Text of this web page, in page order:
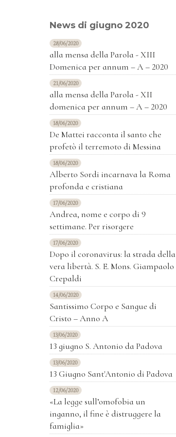
News di giugno 2020
28/06/2020
alla mensa della Parola - XIII
Domenica per annum – A – 2020
21/06/2020
alla mensa della Parola - XII
domenica per annum – A – 2020
18/06/2020
De Mattei racconta il santo che
profetò il terremoto di Messina
18/06/2020
Alberto Sordi incarnava la Roma
profonda e cristiana
17/06/2020
Andrea, nome e corpo di 9
settimane. Per risorgere
17/06/2020
Dopo il coronavirus: la strada della
vera libertà. S. E. Mons. Giampaolo
Crepaldi
14/06/2020
Santissimo Corpo e Sangue di
Cristo – Anno A
13/06/2020
13 giugno S. Antonio da Padova
13/06/2020
13 Giugno Sant'Antonio di Padova
12/06/2020
«La legge sull’omofobia un
inganno, il fine è distruggere la
famiglia»